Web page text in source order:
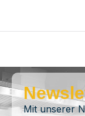
Mit unserer